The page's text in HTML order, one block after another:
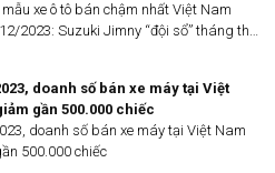
tiếp
mẫu xe ô tô bán chậm nhất Việt Nam
2023: Suzuki Jimny “đội sổ” tháng thứ
doanh số bán xe máy tại Việt
gần 500.000 chiếc
doanh số bán xe máy tại Việt Nam
500.000 chiếc